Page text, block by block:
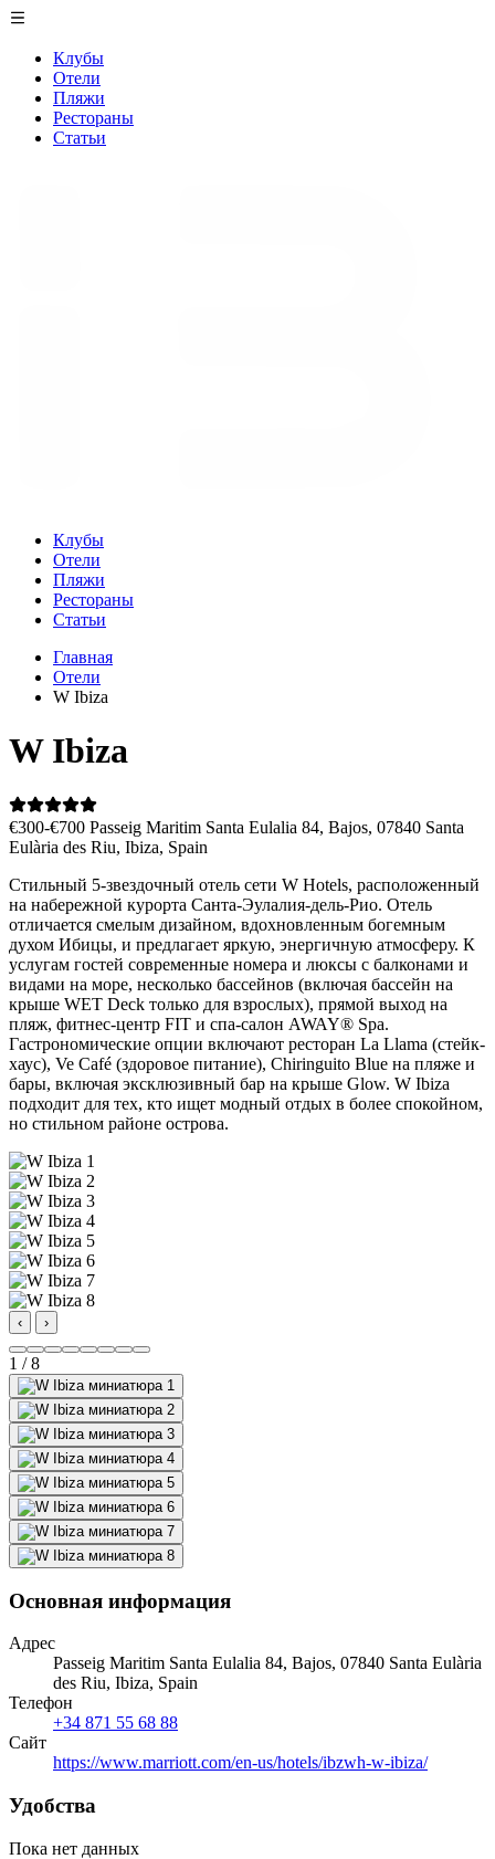
Клубы
Отели
Пляжи
Рестораны
Статьи
Клубы
Отели
Пляжи
Рестораны
Статьи
Главная
Отели
W Ibiza
W Ibiza
€300-€700 Passeig Maritim Santa Eulalia 84, Bajos, 07840 Santa
Eulària des Riu, Ibiza, Spain
Стильный 5-звездочный отель сети W Hotels, расположенный
на набережной курорта Санта-Эулалия-дель-Рио. Отель
отличается смелым дизайном, вдохновленным богемным
духом Ибицы, и предлагает яркую, энергичную атмосферу. К
услугам гостей современные номера и люксы с балконами и
видами на море, несколько бассейнов (включая бассейн на
крыше WET Deck только для взрослых), прямой выход на
пляж, фитнес-центр FIT и спа-салон AWAY® Spa.
Гастрономические опции включают ресторан La Llama (стейк-
хаус), Ve Café (здоровое питание), Chiringuito Blue на пляже и
бары, включая эксклюзивный бар на крыше Glow. W Ibiza
подходит для тех, кто ищет модный отдых в более спокойном,
но стильном районе острова.
‹ ›
1 / 8
Основная информация
Адрес
Passeig Maritim Santa Eulalia 84, Bajos, 07840 Santa Eulària
des Riu, Ibiza, Spain
Телефон
+34 871 55 68 88
Сайт
https://www.marriott.com/en-us/hotels/ibzwh-w-ibiza/
Удобства
Пока нет данных